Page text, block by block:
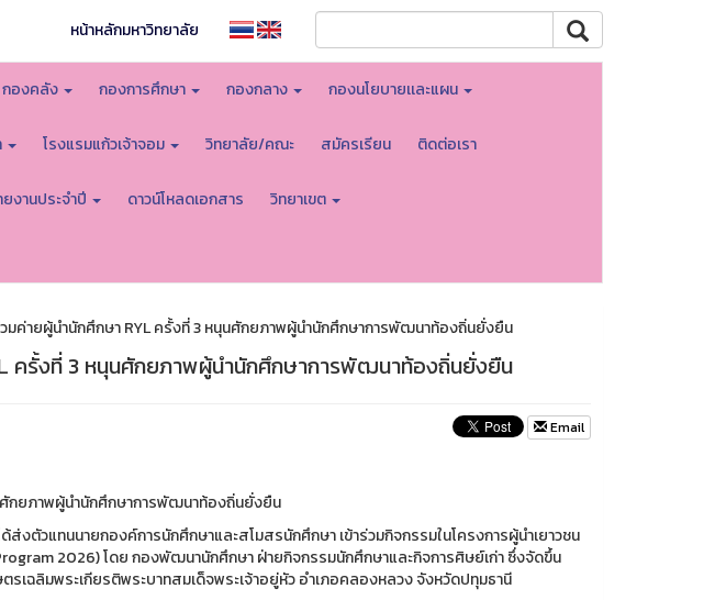
หน้าหลักมหาวิทยาลัย
กองคลัง กองการศึกษา กองกลาง กองนโยบายเเละแผน
โรงแรมแก้วเจ้าจอม วิทยาลัย/คณะ สมัครเรียน ติดต่อเรา
ยงานประจำปี ดาวน์โหลดเอกสาร วิทยาเขต
มค่ายผู้นำนักศึกษา RYL ครั้งที่ 3 หนุนศักยภาพผู้นำนักศึกษาการพัฒนาท้องถิ่นยั่งยืน
ครั้งที่ 3 หนุนศักยภาพผู้นำนักศึกษาการพัฒนาท้องถิ่นยั่งยืน
Email
กยภาพผู้นำนักศึกษาการพัฒนาท้องถิ่นยั่งยืน
งตัวแทนนายกองค์การนักศึกษาและสโมสรนักศึกษา เข้าร่วมกิจกรรมในโครงการผู้นำเยาวชน
2026) โดย กองพัฒนานักศึกษา ฝ่ายกิจกรรมนักศึกษาและกิจการศิษย์เก่า ซึ่งจัดขึ้น
เฉลิมพระเกียรติพระบาทสมเด็จพระเจ้าอยู่หัว อำเภอคลองหลวง จังหวัดปทุมธานี